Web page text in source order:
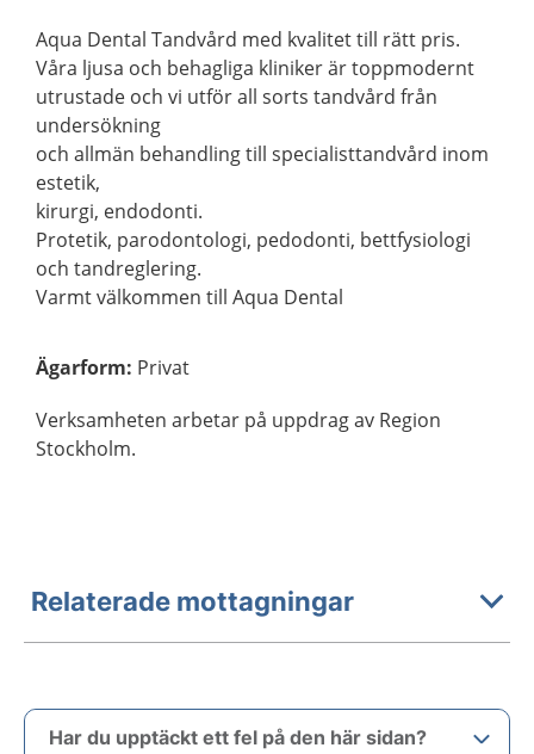
Aqua Dental Tandvård med kvalitet till rätt pris.
Våra ljusa och behagliga kliniker är toppmodernt
utrustade och vi utför all sorts tandvård från
undersökning
och allmän behandling till specialisttandvård inom
estetik,
kirurgi, endodonti.
Protetik, parodontologi, pedodonti, bettfysiologi
och tandreglering.
Varmt välkommen till Aqua Dental
Ägarform: Privat
Verksamheten arbetar på uppdrag av Region
Stockholm.
Relaterade mottagningar
Har du upptäckt ett fel på den här sidan?